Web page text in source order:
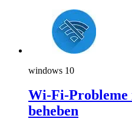
windows 10
Wi-Fi-Probleme
beheben